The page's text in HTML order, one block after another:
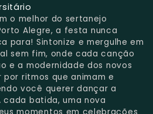
o melhor do sertanejo
Alegre, a festa nunca
para! Sintonize e mergulhe em
sem fim, onde cada canção
e a modernidade dos novos
ritmos que animam e
você querer dançar a
cada batida, uma nova
momentos em celebrações